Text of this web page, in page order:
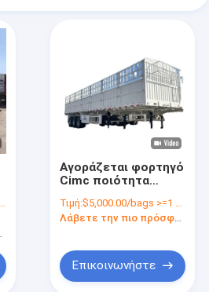
Αγοράζεται φορτηγό
Cimc ποιότητα
φράχτης φορτίο
ναυτιλιακό
Τιμή:$5,000.00/bags >=1 bags
Λάβετε την πιο πρόσφατη τιμή
Επικοινωνήστε